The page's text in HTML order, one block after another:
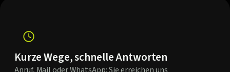
Kurze Wege, schnelle Antworten